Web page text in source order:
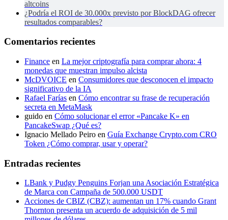
altcoins
¿Podría el ROI de 30.000x previsto por BlockDAG ofrecer
resultados comparables?
Comentarios recientes
Finance en La mejor criptografía para comprar ahora: 4
monedas que muestran impulso alcista
McDVOICE en Consumidores que desconocen el impacto
significativo de la IA
Rafael Farías en Cómo encontrar su frase de recuperación
secreta en MetaMask
guido en Cómo solucionar el error «Pancake K» en
PancakeSwap ¿Qué es?
Ignacio Mellado Peiro en Guía Exchange Crypto.com CRO
Token ¿Cómo comprar, usar y operar?
Entradas recientes
LBank y Pudgy Penguins Forjan una Asociación Estratégica
de Marca con Campaña de 500.000 USDT
Acciones de CBIZ (CBZ): aumentan un 17% cuando Grant
Thornton presenta un acuerdo de adquisición de 5 mil